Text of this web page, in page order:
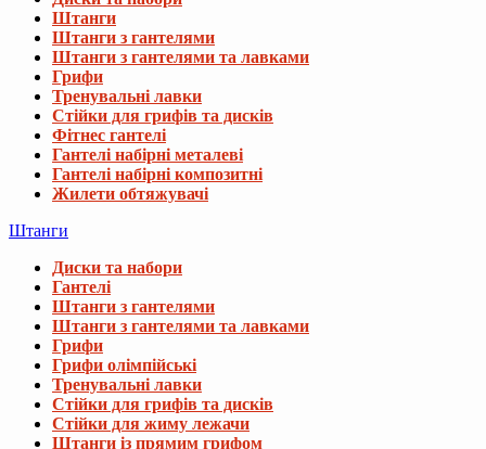
Штанги
Штанги з гантелями
Штанги з гантелями та лавками
Грифи
Тренувальні лавки
Стійки для грифів та дисків
Фітнес гантелі
Гантелі набірні металеві
Гантелі набірні композитні
Жилети обтяжувачі
Штанги
Диски та набори
Гантелі
Штанги з гантелями
Штанги з гантелями та лавками
Грифи
Грифи олімпійські
Тренувальні лавки
Стійки для грифів та дисків
Стійки для жиму лежачи
Штанги із прямим грифом